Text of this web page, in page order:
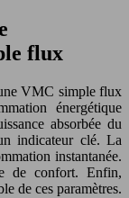
flux
VMC simple flux
énergétique
absorbée du
indicateur clé. La
instantanée.
de confort. Enfin,
de ces paramètres.